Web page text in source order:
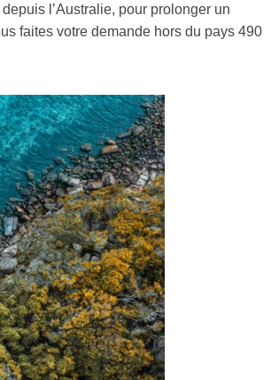
l’Australie, pour prolonger un
faites votre demande hors du pays 490